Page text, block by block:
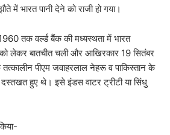
में भारत पानी देने को राजी हो गया।
तक वर्ल्ड बैंक की मध्यस्थता में भारत
को लेकर बातचीत चली और आखिरकार 19 सितंबर
पीएम जवाहरलाल नेहरू व पाकिस्तान के
हुए थे। इसे इंडस वाटर ट्रीटी या सिंधु